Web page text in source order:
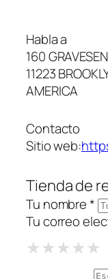
Habla a
160
11223
AMERICA
Contacto
Sitio web:
Tienda de
Tu nombre *
Tu correo
★1 Star
★★2
★★★3
★★★★
★★★★★